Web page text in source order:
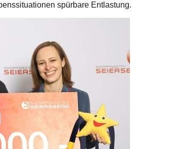
spürbare Entlastung.